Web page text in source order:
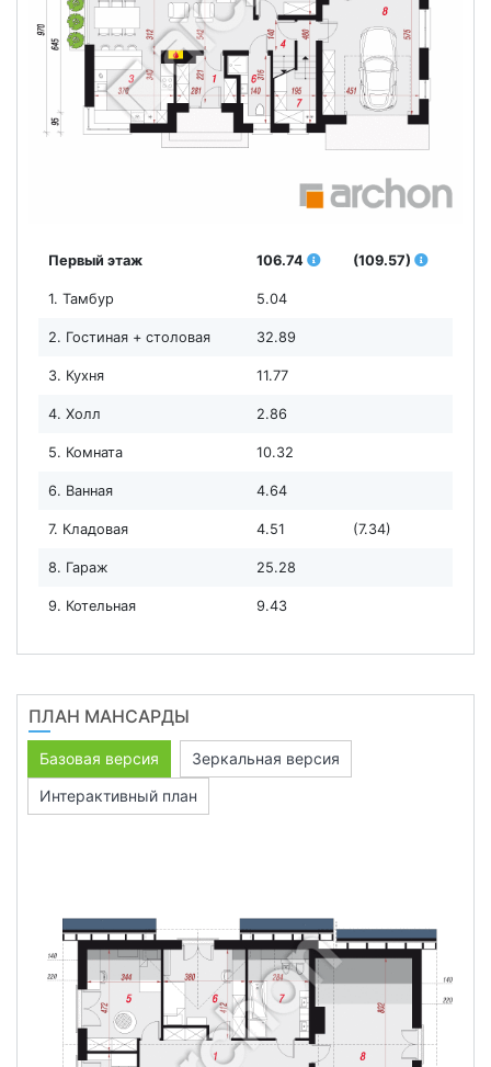
Первый этаж 106.74 (109.57)
1. Тамбур 5.04
2. Гостиная + столовая 32.89
3. Кухня 11.77
4. Холл 2.86
5. Комната 10.32
6. Ванная 4.64
7. Кладовая 4.51 (7.34)
8. Гараж 25.28
9. Котельная 9.43
ПЛАН МАНСАРДЫ
Базовая версия
Зеркальная версия
Интерактивный план